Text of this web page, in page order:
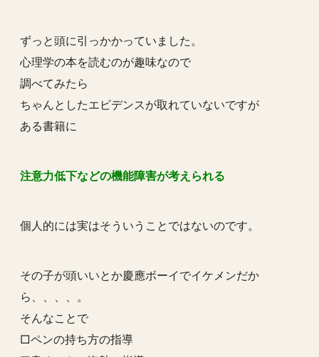
ずっと頭に引っかかっていました。
心理学の本を読むのが趣味なので
調べてみたら
ちゃんとしたエビデンスが取れていないですが
ある書籍に
注意力低下などの機能障害が考えられる
個人的には実はそういうことではないのです。
その子が頭いいとか慶應ボーイでイケメンだか
ら、、、、。
そんなことで
□ペンの持ち方の指導